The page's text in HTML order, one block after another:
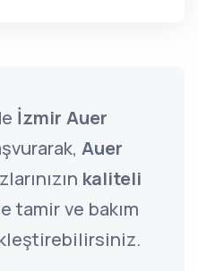
İzmir Auer
Auer
kaliteli
tamir ve bakım